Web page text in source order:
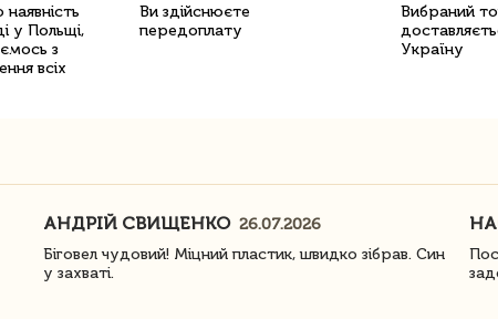
у Польщі,
з
всіх
Ви здійснюєте
передоплату
Вибраний
Україну
АНДРІЙ СВИЩЕНКО 26.07.2026
Біговел чудовий! Міцний пластик, швидко зібрав. Син
у захваті.